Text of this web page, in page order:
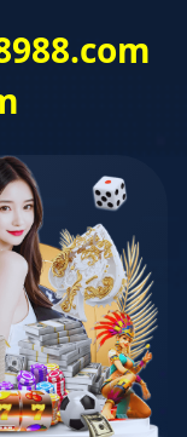
苯乙腈、苯乙酸
商品、EDTA螯合